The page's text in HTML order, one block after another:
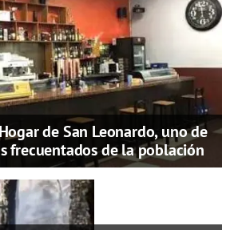
de San Leonardo, uno de
frecuentados de la población